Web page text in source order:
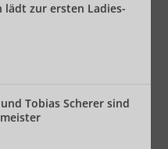
lädt zur ersten Ladies-
Tobias Scherer sind